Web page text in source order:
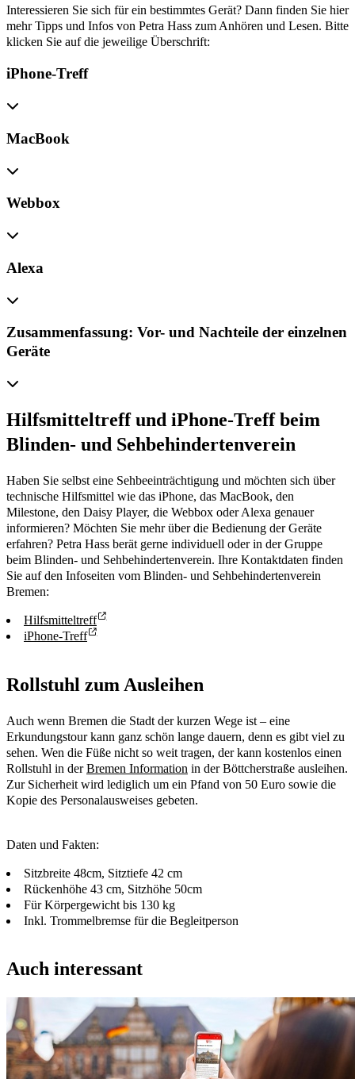
Interessieren Sie sich für ein bestimmtes Gerät? Dann finden Sie hier
mehr Tipps und Infos von Petra Hass zum Anhören und Lesen. Bitte
klicken Sie auf die jeweilige Überschrift:
iPhone-Treff
MacBook
Webbox
Alexa
Zusammenfassung: Vor- und Nachteile der einzelnen
Geräte
Hilfsmitteltreff und iPhone-Treff beim
Blinden- und Sehbehindertenverein
Haben Sie selbst eine Sehbeeinträchtigung und möchten sich über
technische Hilfsmittel wie das iPhone, das MacBook, den
Milestone, den Daisy Player, die Webbox oder Alexa genauer
informieren? Möchten Sie mehr über die Bedienung der Geräte
erfahren? Petra Hass berät gerne individuell oder in der Gruppe
beim Blinden- und Sehbehindertenverein. Ihre Kontaktdaten finden
Sie auf den Infoseiten vom Blinden- und Sehbehindertenverein
Bremen:
Hilfsmitteltreff
iPhone-Treff
Rollstuhl zum Ausleihen
Auch wenn Bremen die Stadt der kurzen Wege ist – eine
Erkundungstour kann ganz schön lange dauern, denn es gibt viel zu
sehen. Wen die Füße nicht so weit tragen, der kann kostenlos einen
Rollstuhl in derBremen Information in der Böttcherstraße ausleihen.
Zur Sicherheit wird lediglich um ein Pfand von 50 Euro sowie die
Kopie des Personalausweises gebeten.
Daten und Fakten:
Sitzbreite 48cm, Sitztiefe 42 cm
Rückenhöhe 43 cm, Sitzhöhe 50cm
Für Körpergewicht bis 130 kg
Inkl. Trommelbremse für die Begleitperson
Auch interessant